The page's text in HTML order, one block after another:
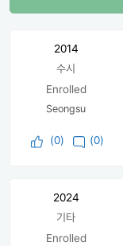
2014
수시
Enrolled
Seongsu
(0) (0)
2024
기타
Enrolled